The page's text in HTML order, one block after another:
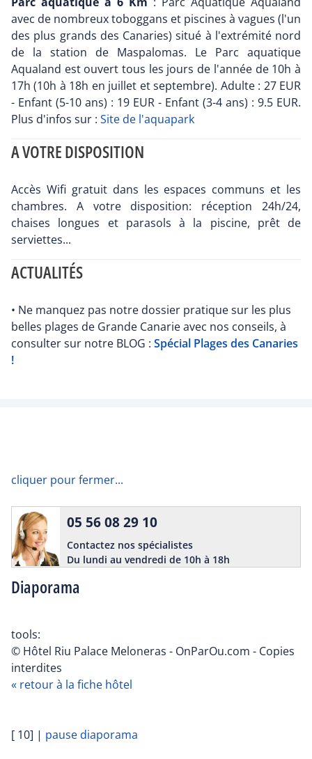
avec de nombreux toboggans et piscines à vagues (l'un
des plus grands des Canaries) situé à l'extrémité nord
de la station de Maspalomas. Le Parc aquatique
Aqualand est ouvert tous les jours de l'année de 10h à
17h (10h à 18h en juillet et septembre). Adulte : 27 EUR
- Enfant (5-10 ans) : 19 EUR - Enfant (3-4 ans) : 9.5 EUR.
Plus d'infos sur : Site de l'aquapark
A VOTRE DISPOSITION
Accès Wifi gratuit dans les espaces communs et les
chambres. A votre disposition: réception 24h/24,
chaises longues et parasols à la piscine, prêt de
serviettes...
ACTUALITÉS
• Ne manquez pas notre dossier pratique sur les plus
belles plages de Grande Canarie avec nos conseils, à
consulter sur notre BLOG : Spécial Plages des Canaries
!
cliquer pour fermer...
Diaporama
05 56 08 29 10
Contactez nos spécialistes
Du lundi au vendredi de 10h à 18h
tools:
© Hôtel Riu Palace Meloneras - OnParOu.com - Copies
interdites
« retour à la fiche hôtel
[ 10] | pause diaporama